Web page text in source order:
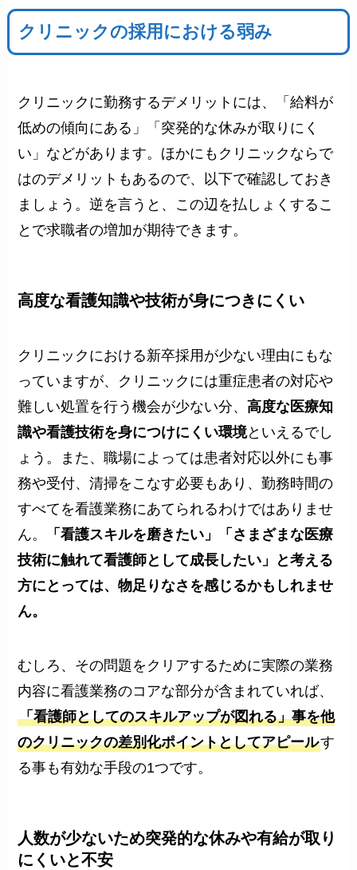
クリニックの採用における弱み
クリニックに勤務するデメリットには、「給料が
低めの傾向にある」「突発的な休みが取りにく
い」などがあります。ほかにもクリニックならで
はのデメリットもあるので、以下で確認しておき
ましょう。逆を言うと、この辺を払しょくするこ
とで求職者の増加が期待できます。
高度な看護知識や技術が身につきにくい
クリニックにおける新卒採用が少ない理由にもな
っていますが、クリニックには重症患者の対応や
難しい処置を行う機会が少ない分、高度な医療知
識や看護技術を身につけにくい環境といえるでし
ょう。また、職場によっては患者対応以外にも事
務や受付、清掃をこなす必要もあり、勤務時間の
すべてを看護業務にあてられるわけではありませ
ん。
「看護スキルを磨きたい」「さまざまな医療
技術に触れて看護師として成長したい」と考える
方にとっては、物足りなさを感じるかもしれませ
ん。
むしろ、その問題をクリアするために実際の業務
内容に看護業務のコアな部分が含まれていれば、
「看護師としてのスキルアップが図れる」事を他
のクリニックの差別化ポイントとしてアピールす
る事も有効な手段の1つです。
人数が少ないため突発的な休みや有給が取り
にくいと不安